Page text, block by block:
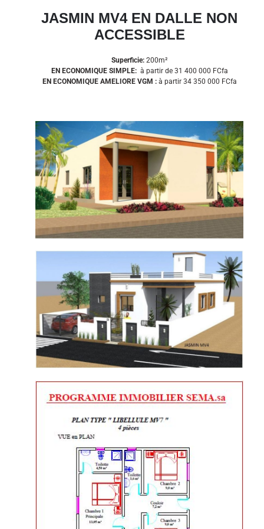
JASMIN MV4 EN DALLE NON
ACCESSIBLE
Superficie: 200m²
EN ECONOMIQUE SIMPLE:à partir de 31 400 000 FCfa
EN ECONOMIQUE AMELIORE VGM :à partir 34 350 000 FCfa